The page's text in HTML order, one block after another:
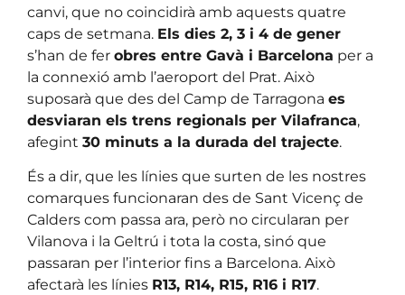
canvi, que no coincidirà amb aquests quatre
caps de setmana. Els dies 2, 3 i 4 de gener
s’han de fer obres entre Gavà i Barcelona per a
la connexió amb l’aeroport del Prat. Això
suposarà que des del Camp de Tarragona es
desviaran els trens regionals per Vilafranca,
afegint 30 minuts a la durada del trajecte.
És a dir, que les línies que surten de les nostres
comarques funcionaran des de Sant Vicenç de
Calders com passa ara, però no circularan per
Vilanova i la Geltrú i tota la costa, sinó que
passaran per l’interior fins a Barcelona. Això
afectarà les línies R13, R14, R15, R16 i R17.